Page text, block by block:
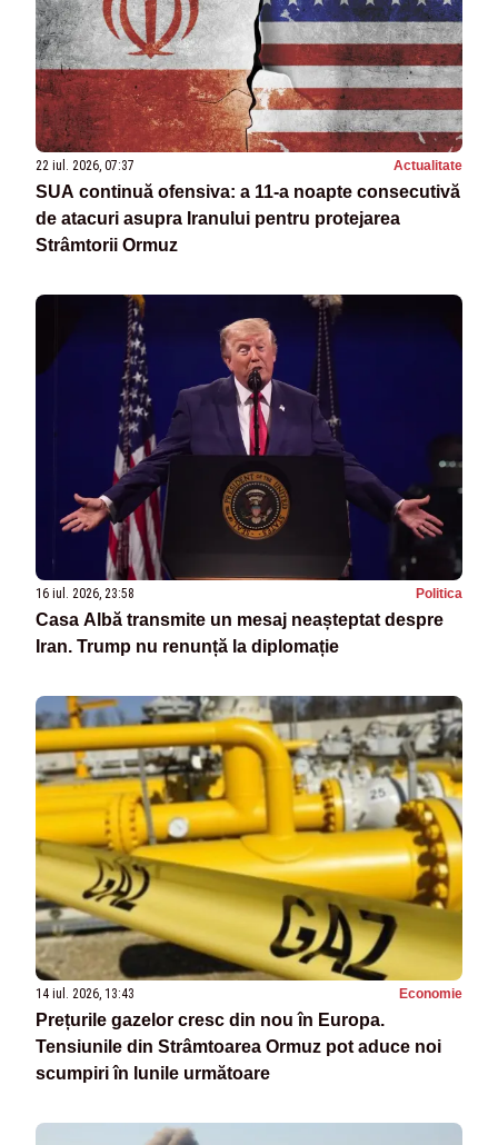
22 iul. 2026, 07:37 Actualitate
SUA continuă ofensiva: a 11-a noapte consecutivă
de atacuri asupra Iranului pentru protejarea
Strâmtorii Ormuz
16 iul. 2026, 23:58 Politica
Casa Albă transmite un mesaj neașteptat despre
Iran. Trump nu renunță la diplomație
14 iul. 2026, 13:43 Economie
Prețurile gazelor cresc din nou în Europa.
Tensiunile din Strâmtoarea Ormuz pot aduce noi
scumpiri în lunile următoare